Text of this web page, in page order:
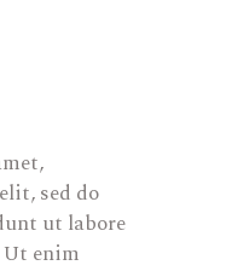
sed do
ut labore
enim